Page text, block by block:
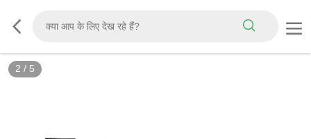
2 / 5